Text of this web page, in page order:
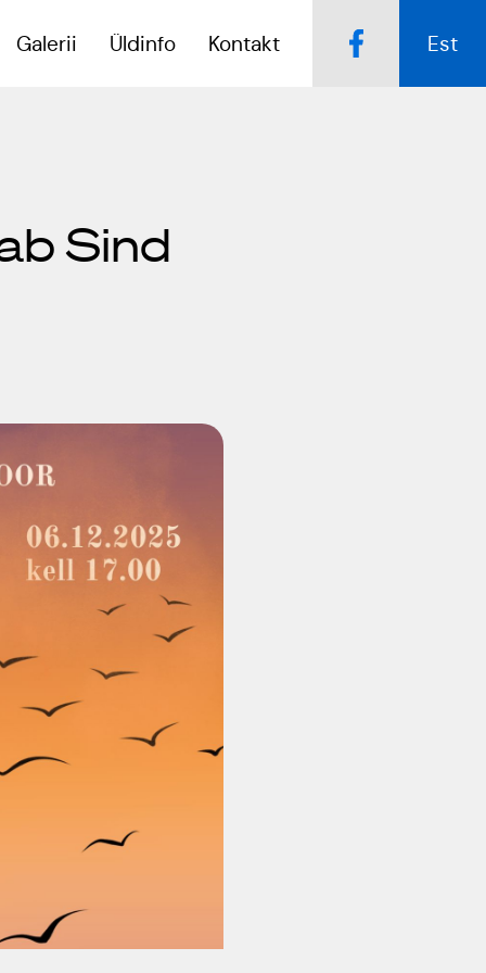
Galerii
Tartumaa Tantsupidu
ERTALi
rahvatantsuansamblite
kontserdimajas
25.november 2023
ERM tantsib
Jõuluootuskontsert
"Christmas Dreams"
4.detsembril 2023
Pauluse kirikus
Vilniuses 2022
"Loodud jääma"
Üldinfo Kontakt Est
Sind